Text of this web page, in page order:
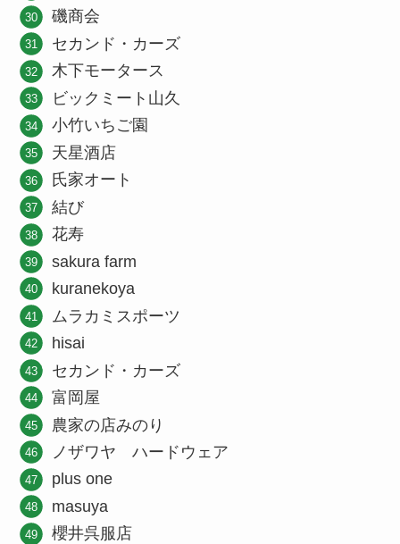
磯商会
セカンド・カーズ
木下モータース
ビックミート山久
小竹いちご園
天星酒店
氏家オート
結び
花寿
sakura farm
kuranekoya
ムラカミスポーツ
hisai
セカンド・カーズ
富岡屋
農家の店みのり
ノザワヤ ハードウェア
plus one
masuya
櫻井呉服店